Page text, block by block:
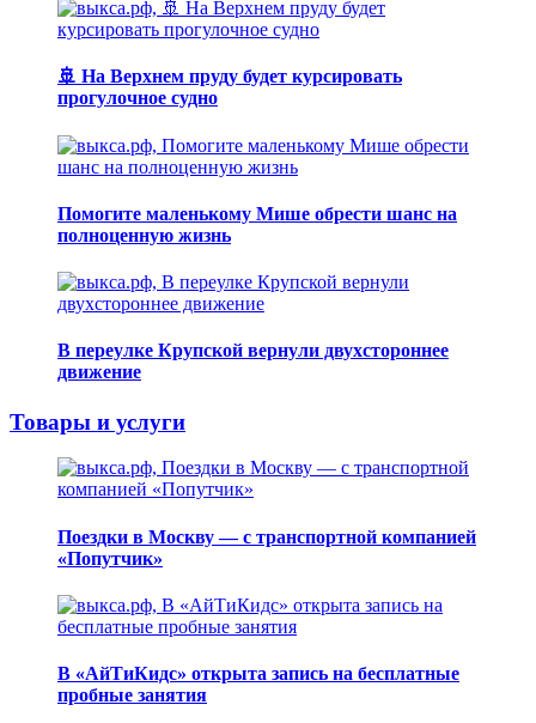
🚢 На Верхнем пруду будет курсировать
прогулочное судно
Помогите маленькому Мише обрести шанс на
полноценную жизнь
В переулке Крупской вернули двухстороннее
движение
Товары и услуги
Поездки в Москву — с транспортной компанией
«Попутчик»
В «АйТиКидс» открыта запись на бесплатные
пробные занятия